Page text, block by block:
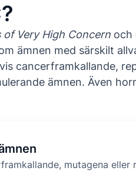
of Very High Concern och
ämnen med särskilt
cancerframkallande,
ämnen. Även
mutagena eller